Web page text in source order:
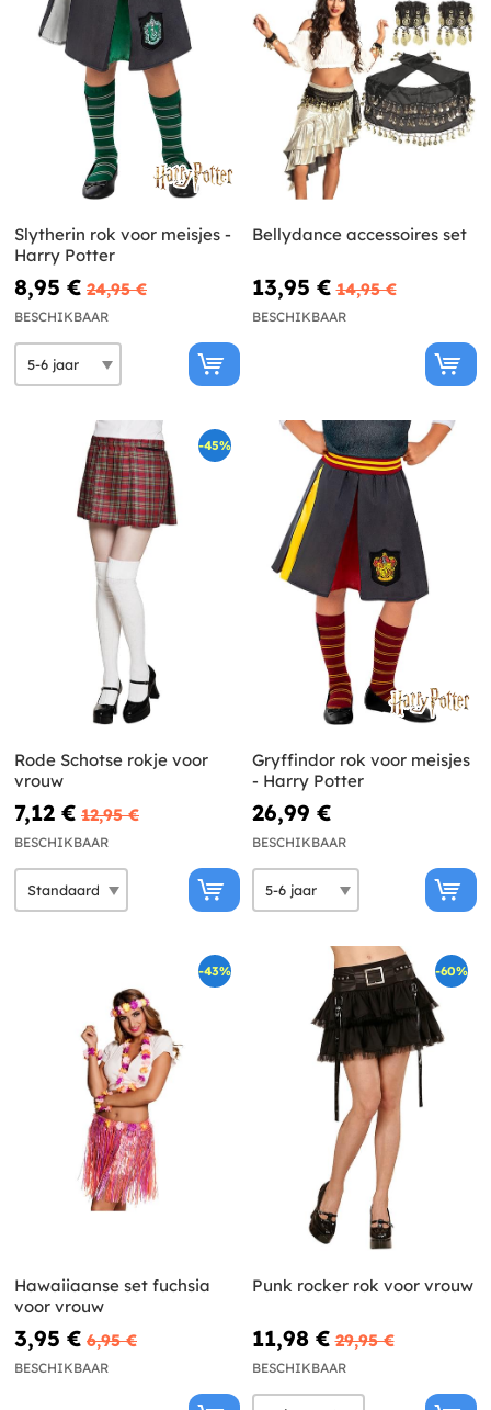
Slytherin rok voor meisjes -
Harry Potter
8,95 € 24,95 €
BESCHIKBAAR
Bellydance accessoires set
13,95 € 14,95 €
BESCHIKBAAR
-45%
Rode Schotse rokje voor
vrouw
7,12 € 12,95 €
BESCHIKBAAR
Gryffindor rok voor meisjes
- Harry Potter
26,99 €
BESCHIKBAAR
-43%
Hawaiiaanse set fuchsia
voor vrouw
3,95 € 6,95 €
BESCHIKBAAR
-60%
Punk rocker rok voor vrouw
11,98 € 29,95 €
BESCHIKBAAR